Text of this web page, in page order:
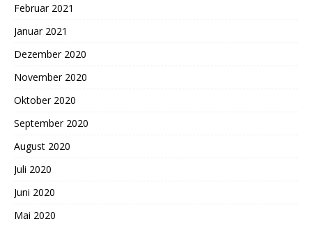
Februar 2021
Januar 2021
Dezember 2020
November 2020
Oktober 2020
September 2020
August 2020
Juli 2020
Juni 2020
Mai 2020